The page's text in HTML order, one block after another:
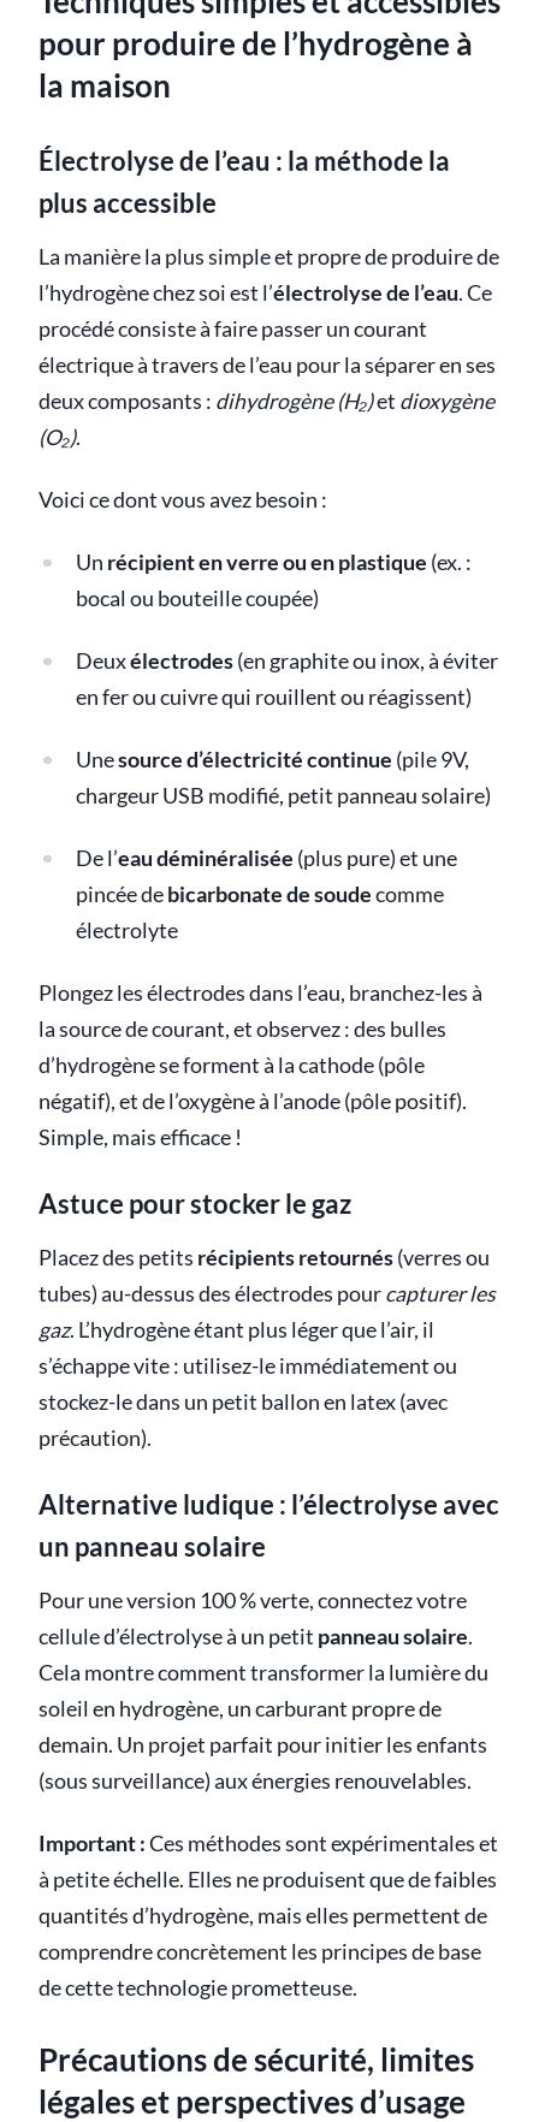
pour produire de l’hydrogène à
la maison
Électrolyse de l’eau : la méthode la
plus accessible
La manière la plus simple et propre de produire de
l’hydrogène chez soi est l’électrolyse de l’eau. Ce
procédé consiste à faire passer un courant
électrique à travers de l’eau pour la séparer en ses
deux composants : dihydrogène (H₂)et dioxygène
(O₂).
Voici ce dont vous avez besoin :
Un récipient en verre ou en plastique (ex. :
bocal ou bouteille coupée)
Deuxélectrodes(en graphite ou inox, à éviter
en fer ou cuivre qui rouillent ou réagissent)
Unesource d’électricité continue (pile 9V,
chargeur USB modifié, petit panneau solaire)
De l’eau déminéralisée (plus pure) et une
pincée debicarbonate de soudecomme
électrolyte
Plongez les électrodes dans l’eau, branchez-les à
la source de courant, et observez : des bulles
d’hydrogène se forment à la cathode (pôle
négatif), et de l’oxygène à l’anode (pôle positif).
Simple, mais efficace !
Astuce pour stocker le gaz
Placez des petits récipients retournés(verres ou
tubes) au-dessus des électrodes pourcapturer les
gaz. L’hydrogène étant plus léger que l’air, il
s’échappe vite : utilisez-le immédiatement ou
stockez-le dans un petit ballon en latex (avec
précaution).
Alternative ludique : l’électrolyse avec
un panneau solaire
Pour une version 100 % verte, connectez votre
cellule d’électrolyse à un petit panneau solaire.
Cela montre comment transformer la lumière du
soleil en hydrogène, un carburant propre de
demain. Un projet parfait pour initier les enfants
(sous surveillance) aux énergies renouvelables.
Important :Ces méthodes sont expérimentales et
à petite échelle. Elles ne produisent que de faibles
quantités d’hydrogène, mais elles permettent de
comprendre concrètement les principes de base
de cette technologie prometteuse.
Précautions de sécurité, limites
légales et perspectives d’usage